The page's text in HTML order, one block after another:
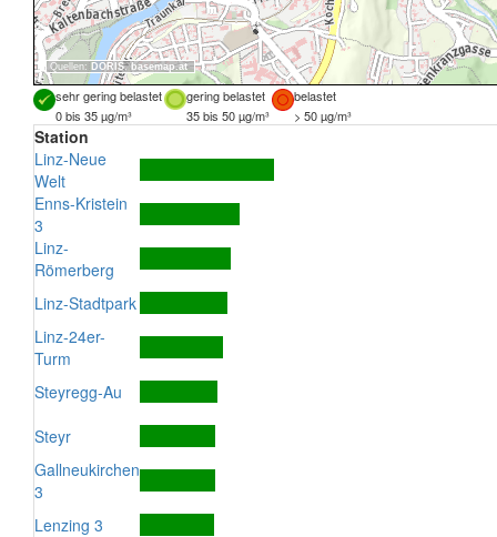
Quellen: DORIS, basemap.at
sehr gering belastet gering belastet
belastet
0 bis 35 µg/m³
35 bis 50 µg/m³ > 50 µg/m³
Station
Linz-Neue
Welt
Enns-Kristein
3
Linz-
Römerberg
Linz-Stadtpark
Linz-24er-
Turm
Steyregg-Au
Steyr
Gallneukirchen
3
Lenzing 3